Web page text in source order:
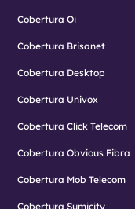
Cobertura Oi
Cobertura Brisanet
Cobertura Desktop
Cobertura Univox
Cobertura Click Telecom
Cobertura Obvious Fibra
Cobertura Mob Telecom
Cobertura Sumicity